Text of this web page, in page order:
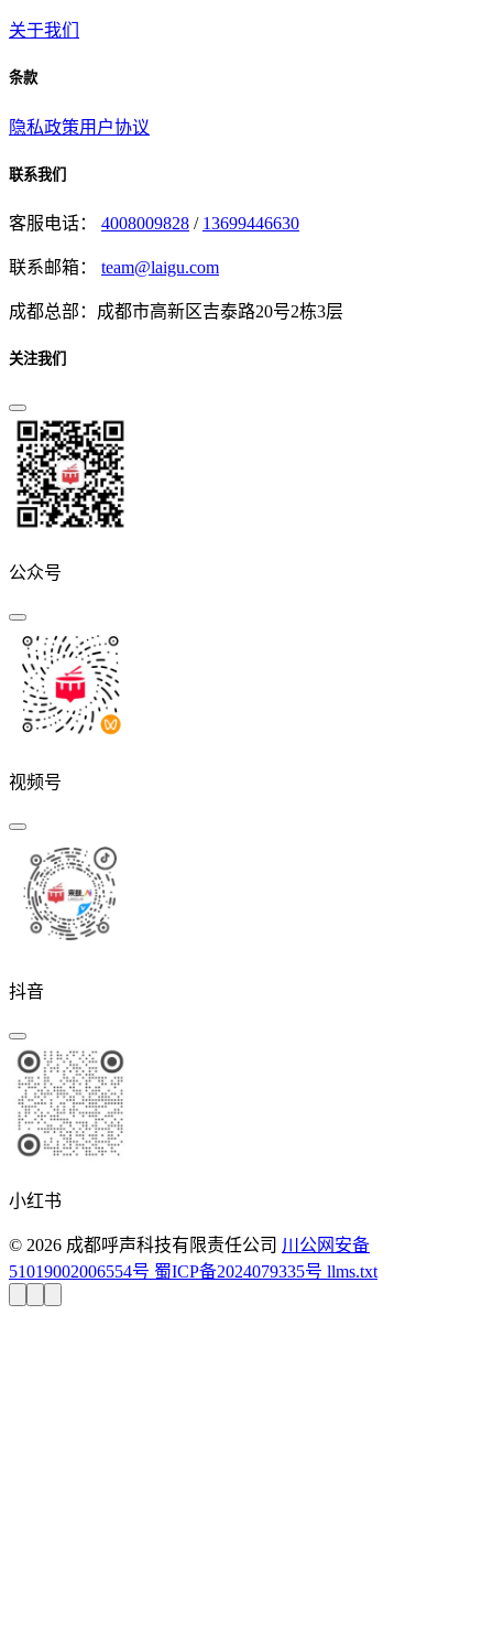
关于我们
条款
隐私政策用户协议
联系我们
客服电话： 4008009828 / 13699446630
联系邮箱： team@laigu.com
成都总部：成都市高新区吉泰路20号2栋3层
关注我们
公众号
视频号
抖音
小红书
© 2026 成都呼声科技有限责任公司 川公网安备
51019002006554号 蜀ICP备2024079335号 llms.txt